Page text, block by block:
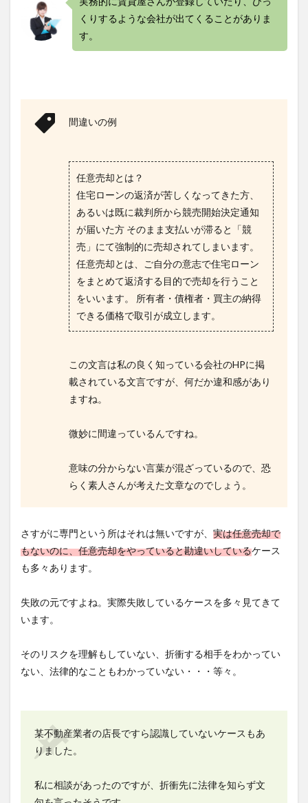
のま
とめ
った
方は
即相
くりするような会社が出てくることがありま
す。
間違いの例
任意売却とは？
住宅ローンの返済が苦しくなってきた方、
あるいは既に裁判所から競売開始決定通知
が届いた方 そのまま支払いが滞ると「競
売」にて強制的に売却されてしまいます。
任意売却とは、ご自分の意志で住宅ローン
をまとめて返済する目的で売却を行うこと
をいいます。 所有者・債権者・買主の納得
できる価格で取引が成立します。
この文言は私の良く知っている会社のHPに掲
載されている文言ですが、何だか違和感があり
ますね。
微妙に間違っているんですね。
意味の分からない言葉が混ざっているので、恐
らく素人さんが考えた文章なのでしょう。
さすがに専門という所はそれは無いですが、 実は任意売却で
もないのに、任意売却をやっていると勘違いしているケース
も多々あります。
失敗の元ですよね。実際失敗しているケースを多々見てきて
います。
そのリスクを理解もしていない、折衝する相手をわかってい
ない、法律的なこともわかっていない・・・等々。
某不動産業者の店長ですら認識していないケースもあ
りました。
私に相談があったのですが、折衝先に法律を知らず文